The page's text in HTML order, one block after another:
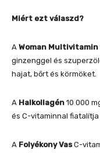
Miért ezt válaszd?
A Woman Multivitamin
ginzenggel és
hajat, bőrt és körmöket.
A Halkollagén 10 000
és C-vitaminnal
A Folyékony VasC-